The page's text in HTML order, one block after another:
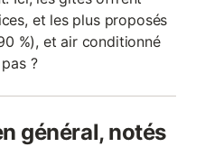
et les plus proposés
%), et air conditionné
?
général, notés